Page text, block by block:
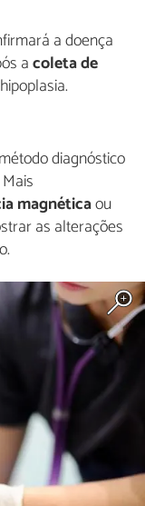
a doença
acoleta de
diagnóstico
magnéticaou
as alterações